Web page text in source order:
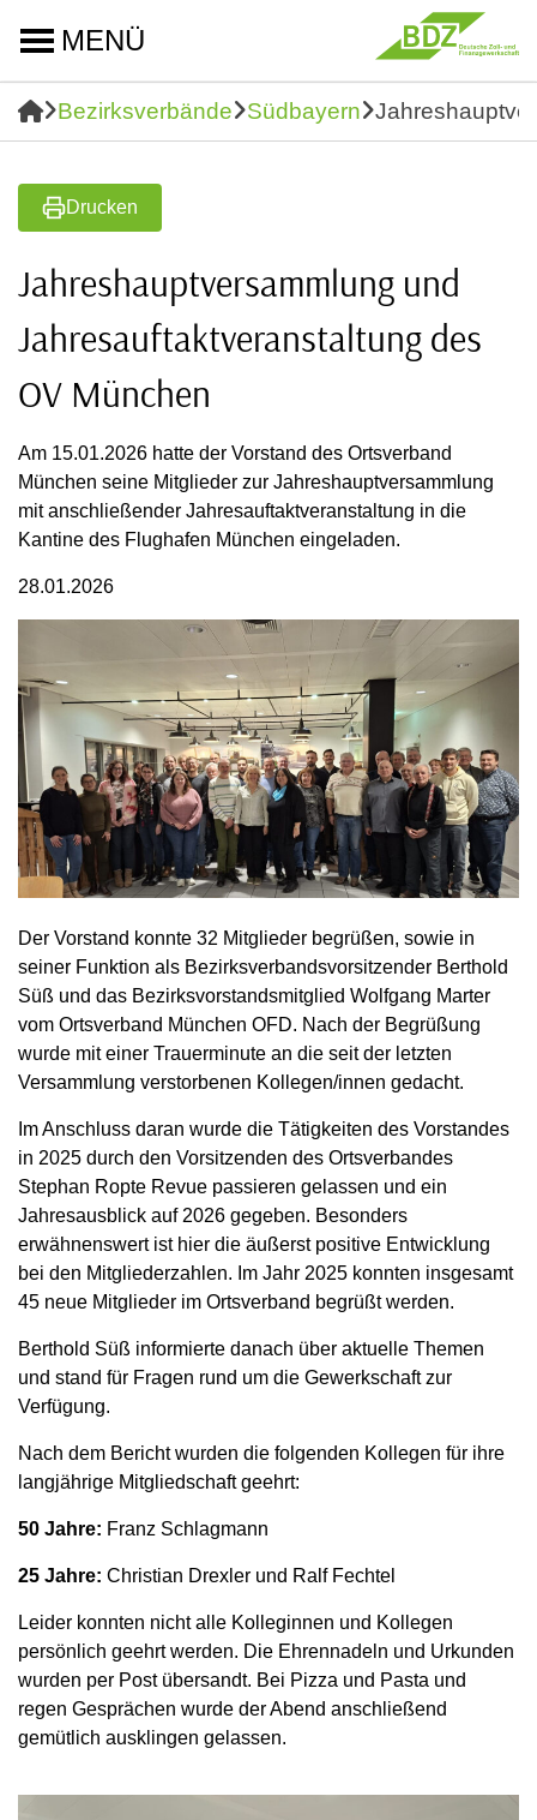
MENÜ
Bezirksverbände Südbayern
Drucken
Jahreshauptversammlung und
Jahresauftaktveranstaltung des
OV München
Am 15.01.2026 hatte der Vorstand des Ortsverband
München seine Mitglieder zur Jahreshauptversammlung
mit anschließender Jahresauftaktveranstaltung in die
Kantine des Flughafen München eingeladen.
28.01.2026
Der Vorstand konnte 32 Mitglieder begrüßen, sowie in
seiner Funktion als Bezirksverbandsvorsitzender Berthold
Süß und das Bezirksvorstandsmitglied Wolfgang Marter
vom Ortsverband München OFD. Nach der Begrüßung
wurde mit einer Trauerminute an die seit der letzten
Versammlung verstorbenen Kollegen/innen gedacht.
Im Anschluss daran wurde die Tätigkeiten des Vorstandes
in 2025 durch den Vorsitzenden des Ortsverbandes
Stephan Ropte Revue passieren gelassen und ein
Jahresausblick auf 2026 gegeben. Besonders
erwähnenswert ist hier die äußerst positive Entwicklung
bei den Mitgliederzahlen. Im Jahr 2025 konnten insgesamt
45 neue Mitglieder im Ortsverband begrüßt werden.
Berthold Süß informierte danach über aktuelle Themen
und stand für Fragen rund um die Gewerkschaft zur
Verfügung.
Nach dem Bericht wurden die folgenden Kollegen für ihre
langjährige Mitgliedschaft geehrt:
50 Jahre: Franz Schlagmann
25 Jahre: Christian Drexler und Ralf Fechtel
Leider konnten nicht alle Kolleginnen und Kollegen
persönlich geehrt werden. Die Ehrennadeln und Urkunden
wurden per Post übersandt. Bei Pizza und Pasta und
regen Gesprächen wurde der Abend anschließend
gemütlich ausklingen gelassen.